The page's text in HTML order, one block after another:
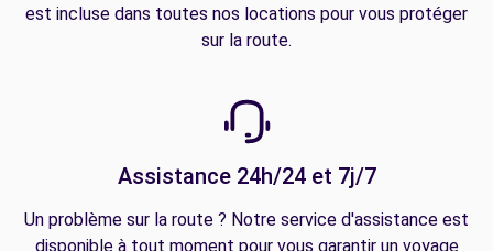
est incluse dans toutes nos locations pour vous protéger
sur la route.
Assistance 24h/24 et 7j/7
Un problème sur la route ? Notre service d'assistance est
disponible à tout moment pour vous garantir un voyage